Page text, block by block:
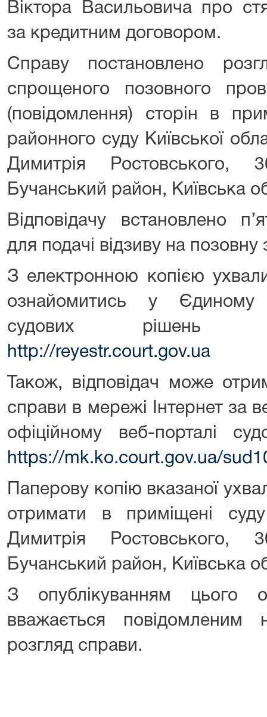
Віктора Васильовича про
за кредитним договором.
Справу постановлено
спрощеного позовного
(повідомлення) сторін в
районного суду Київської
Димитрія Ростовського,
Бучанський район, Київська
Відповідачу встановлено
для подачі відзиву на позовну
З електронною копією
ознайомитись у Єдиному
судових рішень
http://reyestr.court.gov.ua
Також, відповідач може
справи в мережі Інтернет за
офіційному веб-порталі
https://mk.ko.court.gov.ua/
Паперову копію вказаної
отримати в приміщені
Димитрія Ростовського,
Бучанський район, Київська
З опублікуванням цього
вважається
розгляд справи.